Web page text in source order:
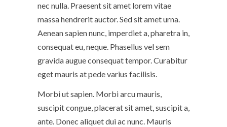
nec nulla. Praesent sit amet lorem vitae
massa hendrerit auctor. Sed sit amet urna.
Aenean sapien nunc, imperdiet a, pharetra in,
consequat eu, neque. Phasellus vel sem
gravida augue consequat tempor. Curabitur
eget mauris at pede varius facilisis.
Morbi ut sapien. Morbi arcu mauris,
suscipit congue, placerat sit amet, suscipit a,
ante. Donec aliquet dui ac nunc. Mauris